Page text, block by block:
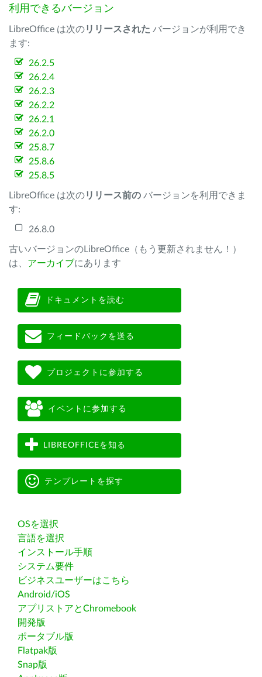
利用できるバージョン
LibreOffice は次のリリースされた バージョンが利用でき
ます:
26.2.5
26.2.4
26.2.3
26.2.2
26.2.1
26.2.0
25.8.7
25.8.6
25.8.5
LibreOffice は次のリリース前の バージョンを利用できま
す:
26.8.0
古いバージョンのLibreOffice（もう更新されません！）
は、 アーカイブにあります
ドキュメントを読む
フィードバックを送る
プロジェクトに参加する
イベントに参加する
LIBREOFFICEを知る
テンプレートを探す
OSを選択
言語を選択
インストール手順
システム要件
ビジネスユーザーはこちら
Android/iOS
アプリストアとChromebook
開発版
ポータブル版
Flatpak版
Snap版